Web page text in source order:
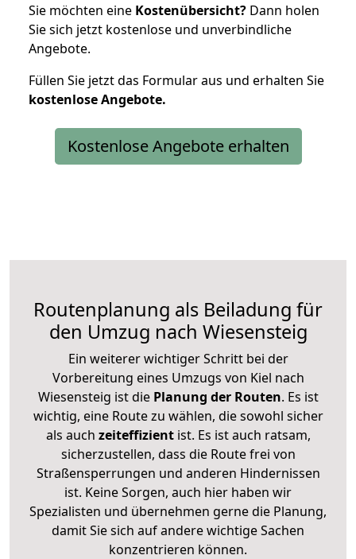
Sie möchten eine Kostenübersicht? Dann holen
Sie sich jetzt kostenlose und unverbindliche
Angebote.
Füllen Sie jetzt das Formular aus und erhalten Sie
kostenloseAngebote.
Kostenlose Angebote erhalten
Routenplanung als Beiladung für
den Umzug nach Wiesensteig
Ein weiterer wichtiger Schritt bei der
Vorbereitung eines Umzugs von Kiel nach
Wiesensteig ist diePlanung der Routen. Es ist
wichtig, eine Route zu wählen, die sowohl sicher
als auch zeiteffizientist. Es ist auch ratsam,
sicherzustellen, dass die Route frei von
Straßensperrungen und anderen Hindernissen
ist. Keine Sorgen, auch hier haben wir
Spezialisten und übernehmen gerne die Planung,
damit Sie sich auf andere wichtige Sachen
konzentrieren können.